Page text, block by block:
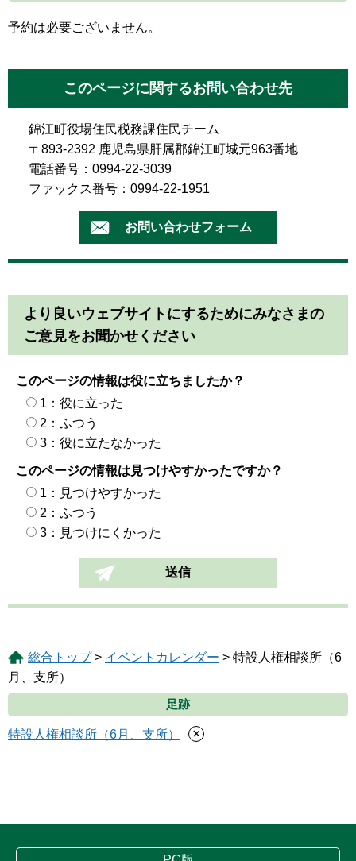
予約は必要ございません。
このページに関するお問い合わせ先
錦江町役場住民税務課住民チーム
〒893-2392 鹿児島県肝属郡錦江町城元963番地
電話番号：0994-22-3039
ファックス番号：0994-22-1951
より良いウェブサイトにするためにみなさまの
ご意見をお聞かせください
このページの情報は役に立ちましたか？
1：役に立った
2：ふつう
3：役に立たなかった
このページの情報は見つけやすかったですか？
1：見つけやすかった
2：ふつう
3：見つけにくかった
総合トップ> イベントカレンダー > 特設人権相談所（6
月、支所）
足跡
特設人権相談所（6月、支所） ×